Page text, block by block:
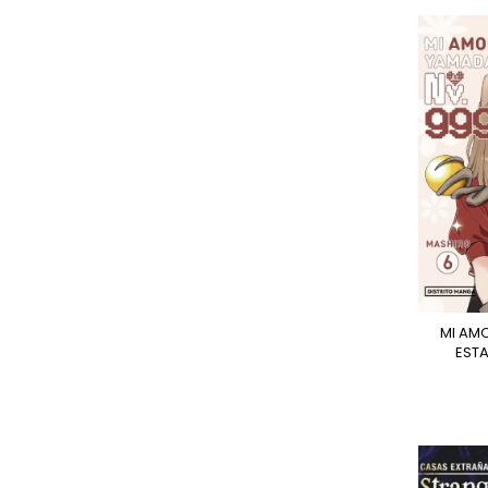
MI AMOR POR YAMADA